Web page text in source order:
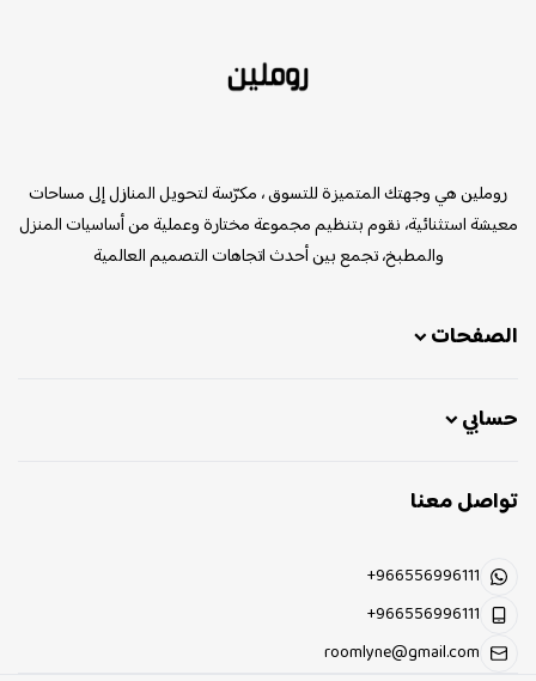
روملين هي وجهتك المتميزة للتسوق ، مكرّسة لتحويل المنازل إلى مساحات
معيشة استثنائية، نقوم بتنظيم مجموعة مختارة وعملية من أساسيات المنزل
والمطبخ، تجمع بين أحدث اتجاهات التصميم العالمية
الصفحات
حسابي
تواصل معنا
+966556996111
+966556996111
roomlyne@gmail.com